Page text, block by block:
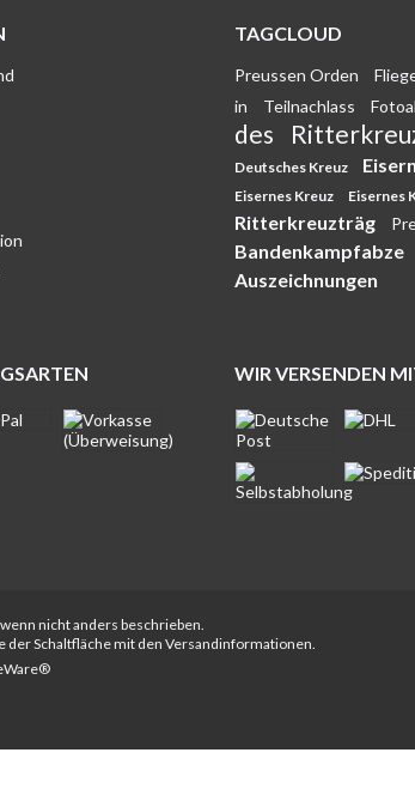
TAGCLOUD
Preussen Orden
in
Teilnachlass
des
Deutsches Kreuz
Eisernes Kreuz Eisernes
Ritterkreuzträg
Bandenkampfabze
Auszeichnungen
WIR VERSENDEN
nicht anders beschrieben.
Schaltfläche mit den Versandinformationen.